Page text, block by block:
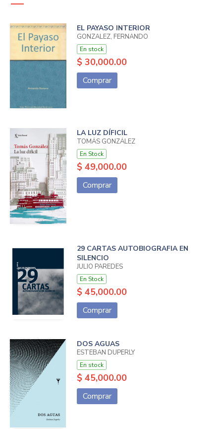
EL PAYASO INTERIOR
GONZALEZ, FERNANDO
En stock
$ 30,000.00
Comprar
LA LUZ DÍFICIL
TOMÁS GONZÁLEZ
En Stock
$ 49,000.00
Comprar
29 CARTAS AUTOBIOGRAFIA EN
SILENCIO
JULIO PAREDES
En Stock
$ 45,000.00
Comprar
DOS AGUAS
ESTEBAN DUPERLY
En stock
$ 45,000.00
Comprar